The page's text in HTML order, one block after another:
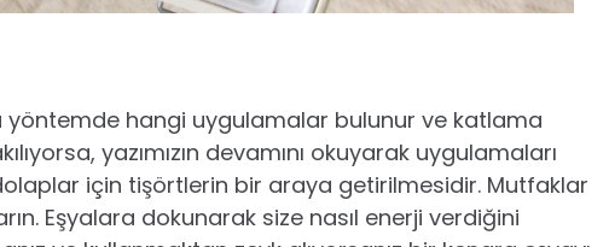
yöntemde hangi uygulamalar bulunur ve katlama
yazımızın devamını okuyarak uygulamaları
için tişörtlerin bir araya getirilmesidir. Mutfaklar
Eşyalara dokunarak size nasıl enerji verdiğini